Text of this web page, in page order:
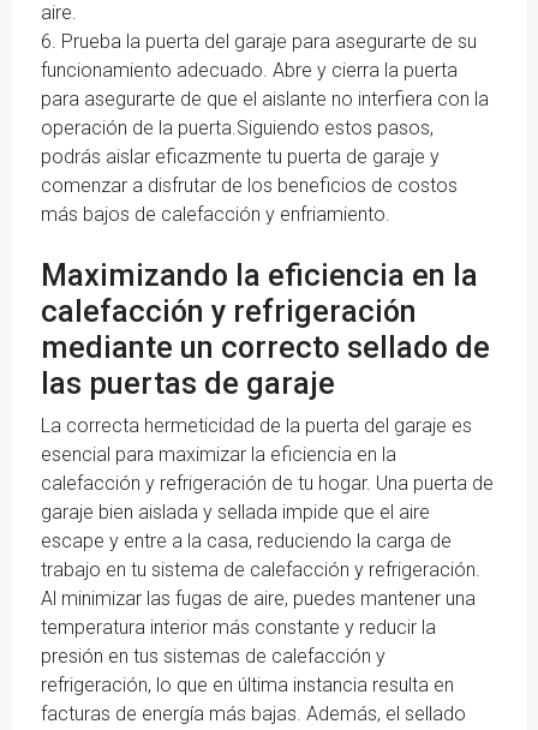
aire.
6. Prueba la puerta del garaje para asegurarte de su
funcionamiento adecuado. Abre y cierra la puerta
para asegurarte de que el aislante no interfiera con la
operación de la puerta.Siguiendo estos pasos,
podrás aislar eficazmente tu puerta de garaje y
comenzar a disfrutar de los beneficios de costos
más bajos de calefacción y enfriamiento.
Maximizando la eficiencia en la
calefacción y refrigeración
mediante un correcto sellado de
las puertas de garaje
La correcta hermeticidad de la puerta del garaje es
esencial para maximizar la eficiencia en la
calefacción y refrigeración de tu hogar. Una puerta de
garaje bien aislada y sellada impide que el aire
escape y entre a la casa, reduciendo la carga de
trabajo en tu sistema de calefacción y refrigeración.
Al minimizar las fugas de aire, puedes mantener una
temperatura interior más constante y reducir la
presión en tus sistemas de calefacción y
refrigeración, lo que en última instancia resulta en
facturas de energía más bajas. Además, el sellado